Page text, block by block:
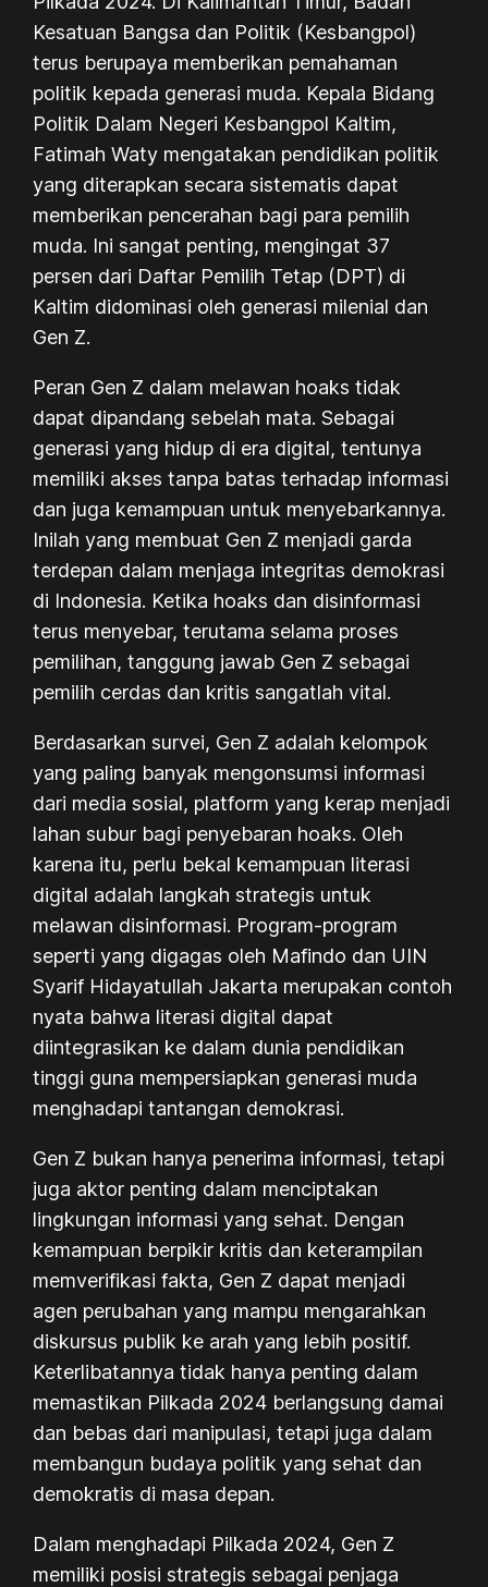
Kesatuan Bangsa dan Politik (Kesbangpol)
terus berupaya memberikan pemahaman
politik kepada generasi muda. Kepala Bidang
Politik Dalam Negeri Kesbangpol Kaltim,
Fatimah Waty mengatakan pendidikan politik
yang diterapkan secara sistematis dapat
memberikan pencerahan bagi para pemilih
muda. Ini sangat penting, mengingat 37
persen dari Daftar Pemilih Tetap (DPT) di
Kaltim didominasi oleh generasi milenial dan
Gen Z.
Peran Gen Z dalam melawan hoaks tidak
dapat dipandang sebelah mata. Sebagai
generasi yang hidup di era digital, tentunya
memiliki akses tanpa batas terhadap informasi
dan juga kemampuan untuk menyebarkannya.
Inilah yang membuat Gen Z menjadi garda
terdepan dalam menjaga integritas demokrasi
di Indonesia. Ketika hoaks dan disinformasi
terus menyebar, terutama selama proses
pemilihan, tanggung jawab Gen Z sebagai
pemilih cerdas dan kritis sangatlah vital.
Berdasarkan survei, Gen Z adalah kelompok
yang paling banyak mengonsumsi informasi
dari media sosial, platform yang kerap menjadi
lahan subur bagi penyebaran hoaks. Oleh
karena itu, perlu bekal kemampuan literasi
digital adalah langkah strategis untuk
melawan disinformasi. Program-program
seperti yang digagas oleh Mafindo dan UIN
Syarif Hidayatullah Jakarta merupakan contoh
nyata bahwa literasi digital dapat
diintegrasikan ke dalam dunia pendidikan
tinggi guna mempersiapkan generasi muda
menghadapi tantangan demokrasi.
Gen Z bukan hanya penerima informasi, tetapi
juga aktor penting dalam menciptakan
lingkungan informasi yang sehat. Dengan
kemampuan berpikir kritis dan keterampilan
memverifikasi fakta, Gen Z dapat menjadi
agen perubahan yang mampu mengarahkan
diskursus publik ke arah yang lebih positif.
Keterlibatannya tidak hanya penting dalam
memastikan Pilkada 2024 berlangsung damai
dan bebas dari manipulasi, tetapi juga dalam
membangun budaya politik yang sehat dan
demokratis di masa depan.
Dalam menghadapi Pilkada 2024, Gen Z
memiliki posisi strategis sebagai penjaga